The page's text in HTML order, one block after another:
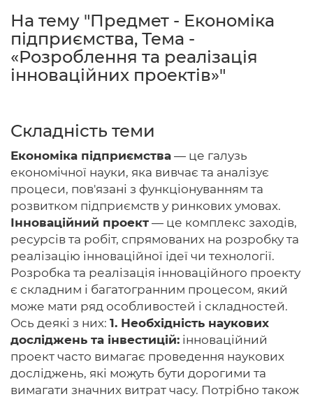
На тему "Предмет - Економіка
підприємства, Тема -
«Розроблення та реалізація
інноваційних проектів»"
Складність теми
Економіка підприємства — це галузь
економічної науки, яка вивчає та аналізує
процеси, пов'язані з функціонуванням та
розвитком підприємств у ринкових умовах.
Інноваційний проект — це комплекс заходів,
ресурсів та робіт, спрямованих на розробку та
реалізацію інноваційної ідеї чи технології.
Розробка та реалізація інноваційного проекту
є складним і багатогранним процесом, який
може мати ряд особливостей і складностей.
Ось деякі з них: 1. Необхідність наукових
досліджень та інвестицій: інноваційний
проект часто вимагає проведення наукових
досліджень, які можуть бути дорогими та
вимагати значних витрат часу. Потрібно також
Контакти
Головна
Авторам
Умови
Вхiд